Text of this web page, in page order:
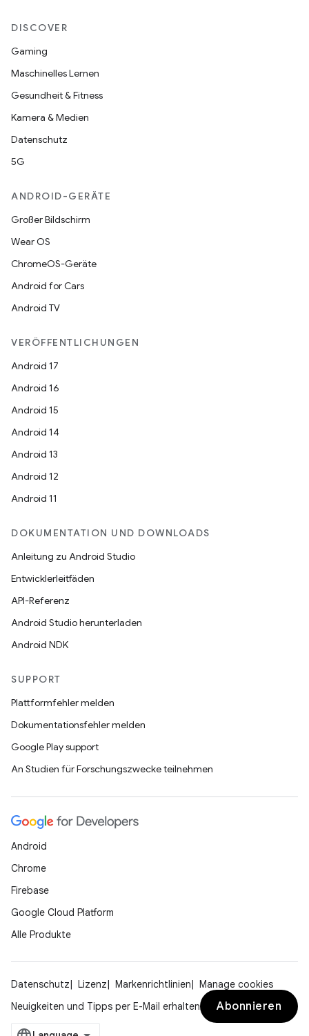
DISCOVER
Gaming
Maschinelles Lernen
Gesundheit & Fitness
Kamera & Medien
Datenschutz
5G
ANDROID-GERÄTE
Großer Bildschirm
Wear OS
ChromeOS-Geräte
Android for Cars
Android TV
VERÖFFENTLICHUNGEN
Android 17
Android 16
Android 15
Android 14
Android 13
Android 12
Android 11
DOKUMENTATION UND DOWNLOADS
Anleitung zu Android Studio
Entwicklerleitfäden
API-Referenz
Android Studio herunterladen
Android NDK
SUPPORT
Plattformfehler melden
Dokumentationsfehler melden
Google Play support
An Studien für Forschungszwecke teilnehmen
Android
Chrome
Firebase
Google Cloud Platform
Alle Produkte
Datenschutz Lizenz Markenrichtlinien
Manage cookies
Neuigkeiten und Tipps per E-Mail erhalten
Abonnieren